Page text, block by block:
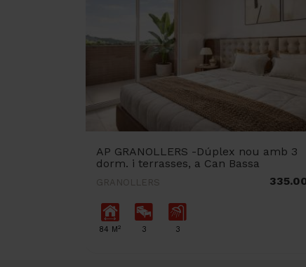
AP GRANOLLERS -Dúplex nou amb 3
dorm. i terrasses, a Can Bassa
GRANOLLERS
84 M2 3 3